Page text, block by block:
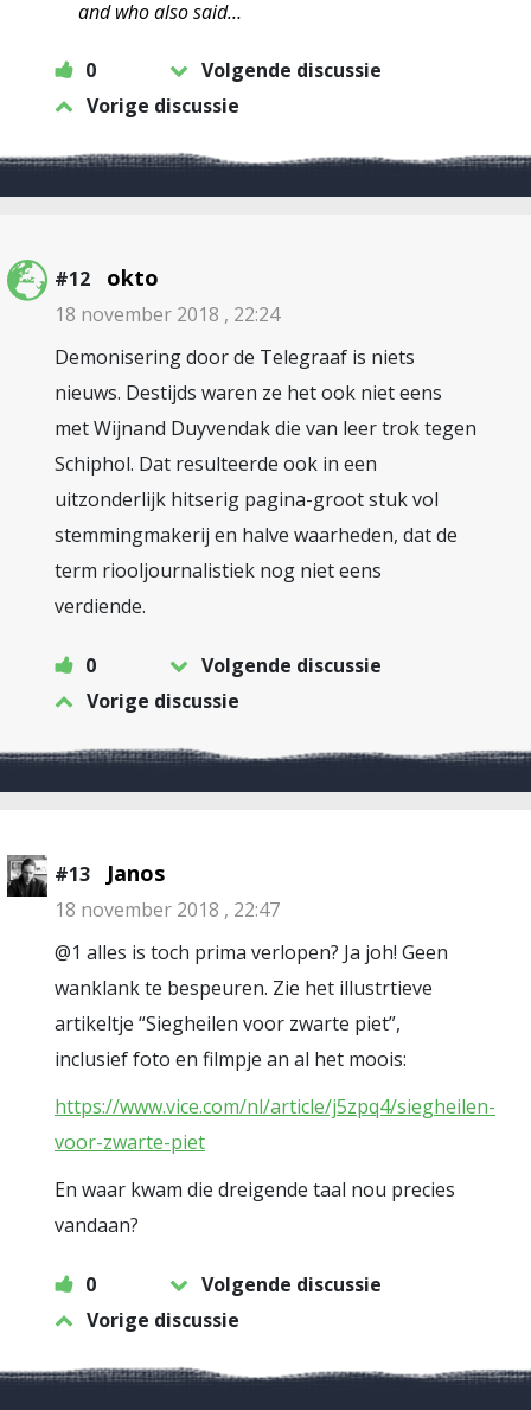
and who also said…
0
Volgende discussie
Vorige discussie
#12 okto
18 november 2018 , 22:24
Demonisering door de Telegraaf is niets
nieuws. Destijds waren ze het ook niet eens
met Wijnand Duyvendak die van leer trok tegen
Schiphol. Dat resulteerde ook in een
uitzonderlijk hitserig pagina-groot stuk vol
stemmingmakerij en halve waarheden, dat de
term riooljournalistiek nog niet eens
verdiende.
0
Volgende discussie
Vorige discussie
#13 Janos
18 november 2018 , 22:47
@1 alles is toch prima verlopen? Ja joh! Geen
wanklank te bespeuren. Zie het illustrtieve
artikeltje “Siegheilen voor zwarte piet”,
inclusief foto en filmpje an al het moois:
https://www.vice.com/nl/article/j5zpq4/siegheilen-
voor-zwarte-piet
En waar kwam die dreigende taal nou precies
vandaan?
0
Volgende discussie
Vorige discussie